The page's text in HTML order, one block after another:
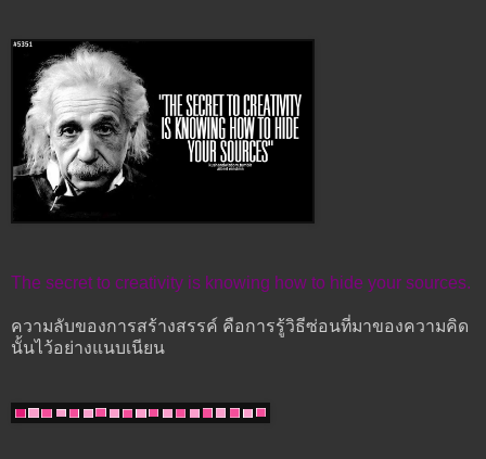
The secret to creativity is knowing how to hide your sources.
ความลับของการสร้างสรรค์ คือการรู้วิธีซ่อนที่มาของความคิด
นั้นไว้อย่างแนบเนียน